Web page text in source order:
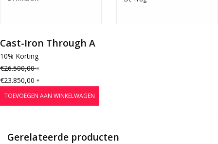
Cast-Iron Through A
10% Korting
€26.500,00*
€23.850,00 *
TOEVOEGEN AAN WINKELWAGEN
Gerelateerde producten